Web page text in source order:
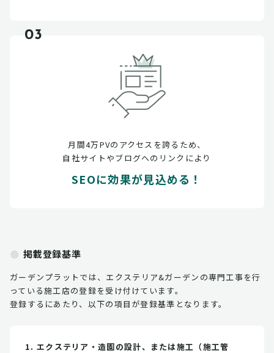
03
月間4万PVのアクセスを誇るため、
自社サイトやブログへのリンクにより
SEOに効果が見込める！
掲載登録基準
ガーデンプラットでは、エクステリア&ガーデンの専門工事を行
っている施工店の登録を受け付けています。
登録するにあたり、以下の項目が登録基準となります。
エクステリア・造園の設計、または施工（施工管